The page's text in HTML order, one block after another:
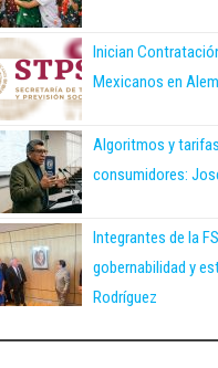
Inician
Mexicanos en
Algoritmos y
consumidores:
Integrantes de la
gobernabilidad y
Rodríguez